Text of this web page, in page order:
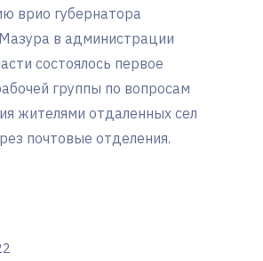
врио губернатора
в администрации
состоялось первое
группы по вопросам
жителями отдаленных сел
почтовые отделения.